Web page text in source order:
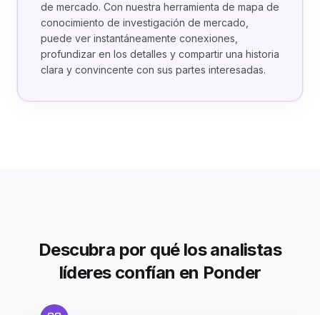
de mercado. Con nuestra herramienta de mapa de
conocimiento de investigación de mercado,
puede ver instantáneamente conexiones,
profundizar en los detalles y compartir una historia
clara y convincente con sus partes interesadas.
Descubra por qué los analistas
líderes confían en Ponder